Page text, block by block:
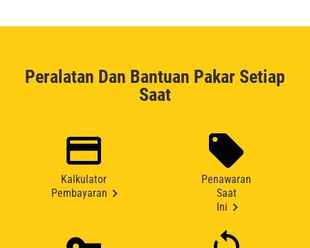
Peralatan Dan Bantuan Pakar Setiap
Saat
Kalkulator
Pembayaran
Penawaran
Saat
Ini